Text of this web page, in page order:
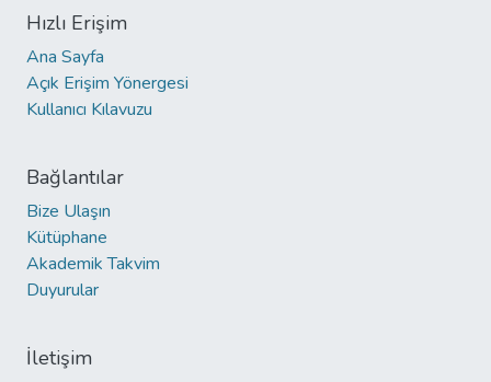
Hızlı Erişim
Ana Sayfa
Açık Erişim Yönergesi
Kullanıcı Kılavuzu
Bağlantılar
Bize Ulaşın
Kütüphane
Akademik Takvim
Duyurular
İletişim